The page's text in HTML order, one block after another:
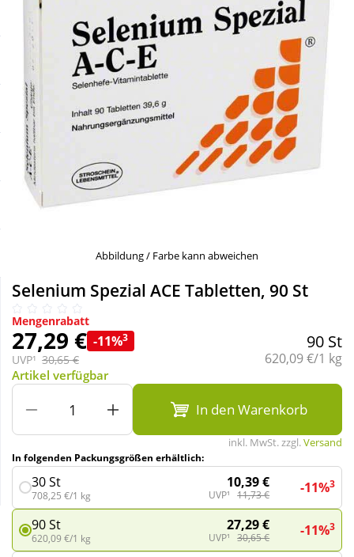
Gratis dazu
Neuheiten
Sale
Schnäppchen
Sparsets
Täglich gut versorgt
Bio & Genuss
Diabetes
Körperpflege & Kosmetik
Liebe & Erotik
Mutter & Kind
Nahrungsergänzung
Natur & Homöopathie
Sanitätshaus
Wellness
Abbildung / Farbe kann abweichen
Selenium Spezial ACE Tabletten, 90 St
Mengenrabatt
27,29 € -11%3
UVP¹ 30,65 €
90 St
Grundpreis:
620,09 €/1 kg
Artikel verfügbar
In den Warenkorb
inkl. MwSt. zzgl.Versand
In folgenden Packungsgrößen erhältlich:
30 St
708,25 €/1 kg
10,39 €
UVP¹ 11,73 € -11%3
90 St
620,09 €/1 kg
27,29 €
UVP¹ 30,65 € -11%3